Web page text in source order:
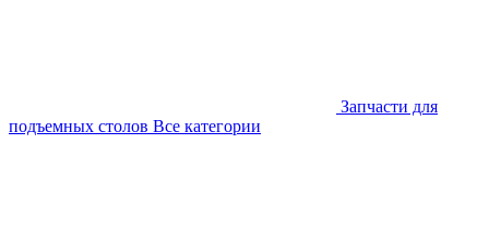
Запчасти для
подъемных столов Все категории